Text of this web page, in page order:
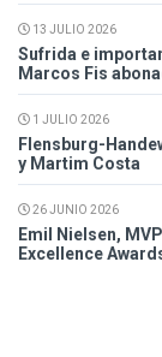
13 JULIO 2026
Sufrida e
Marcos Fis
1 JULIO 2026
Flensburg-
y Martim Costa
26 JUNIO 2026
Emil Nielsen,
Excellence